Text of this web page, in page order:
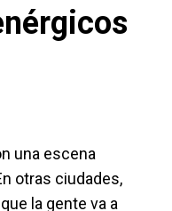
una escena
otras ciudades,
la gente va a